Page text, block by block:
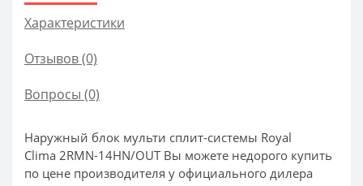
Характеристики
Отзывов (0)
Вопросы (0)
Наружный блок мульти сплит-системы Royal
Clima 2RMN-14HN/OUT Вы можете недорого купить
по цене производителя у официального дилера